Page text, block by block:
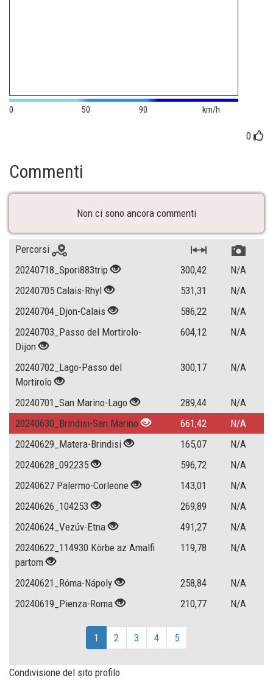
0 50 90 km/h
0
Commenti
Non ci sono ancora commenti
Percorsi
20240718_Spori883trip
300,42
N/A
20240705 Calais-Rhyl
531,31
N/A
20240704_Djon-Calais
586,22
N/A
20240703_Passo del Mortirolo-
Dijon
604,12 N/A
20240702_Lago-Passo del
Mortirolo
300,17 N/A
20240701_San Marino-Lago 289,44
N/A
20240630_Brindisi-San Marino
661,42
N/A
20240629_Matera-Brindisi
165,07
N/A
20240628_092235
596,72
N/A
20240627 Palermo-Corleone
143,01
N/A
20240626_104253
269,89
N/A
20240624_Vezúv-Etna
491,27
N/A
20240622_114930 Körbe az Amalfi
partom
119,78 N/A
20240621_Róma-Nápoly 258,84
N/A
20240619_Pienza-Roma
210,77 N/A
1 2 3 4 5
Condivisione del sito profilo